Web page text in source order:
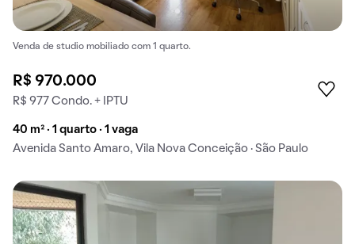
Venda de studio mobiliado com 1 quarto.
R$ 970.000
R$ 977 Condo. + IPTU
40 m² · 1 quarto · 1 vaga
Avenida Santo Amaro, Vila Nova Conceição · São Paulo